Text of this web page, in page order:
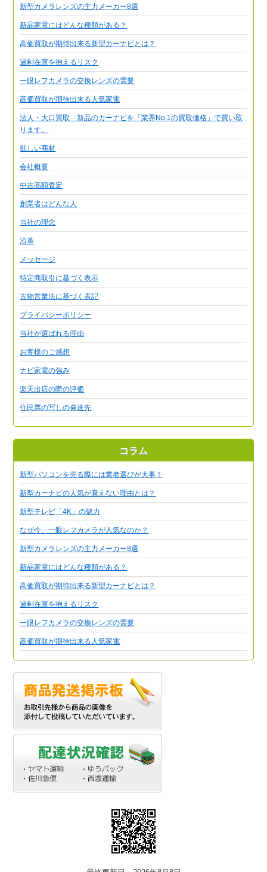
新型カメラレンズの主力メーカー8選
新品家電にはどんな種類がある？
高価買取が期待出来る新型カーナビとは？
過剰在庫を抱えるリスク
一眼レフカメラの交換レンズの需要
高価買取が期待出来る人気家電
法人・大口買取 新品のカーナビを「業界No.1の買取価格」で買い取
ります。
欲しい商材
会社概要
中古高額査定
創業者はどんな人
当社の理念
沿革
メッセージ
特定商取引に基づく表示
古物営業法に基づく表記
プライバシーポリシー
当社が選ばれる理由
お客様のご感想
ナビ家電の強み
楽天出店の際の評価
住民票の写しの発送先
コラム
新型パソコンを売る際には業者選びが大事！
新型カーナビの人気が衰えない理由とは？
新型テレビ「4K」の魅力
なぜ今、一眼レフカメラが人気なのか？
新型カメラレンズの主力メーカー8選
新品家電にはどんな種類がある？
高価買取が期待出来る新型カーナビとは？
過剰在庫を抱えるリスク
一眼レフカメラの交換レンズの需要
高価買取が期待出来る人気家電